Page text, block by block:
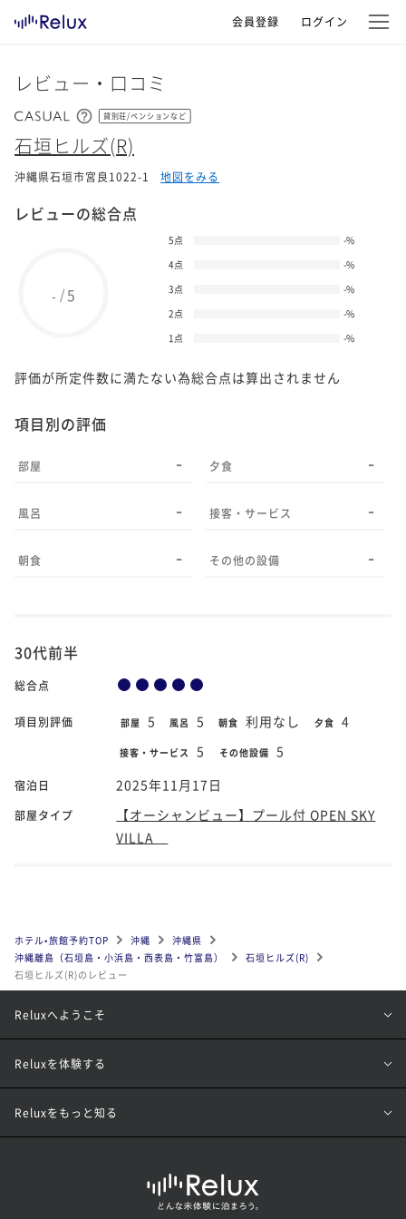
会員登録 ログイン
レビュー・口コミ
貸別荘/ペンションなど
石垣ヒルズ(R)
沖縄県石垣市宮良1022-1 地図をみる
レビューの総合点
- /5
5点 -%
4点
-%
3点
-%
2点
-%
1点
-%
評価が所定件数に満たない為総合点は算出されません
項目別の評価
部屋 -
風呂 -
朝食 -
夕食 -
接客・サービス -
その他の設備 -
30代前半
総合点
項目別評価 部屋 5 風呂 5 朝食 利用なし 夕食 4
接客・サービス 5 その他設備 5
宿泊日 2025年11月17日
部屋タイプ
【オーシャンビュー】プール付 OPEN SKY
VILLA
ホテル•旅館予約TOP 沖縄
沖縄県
沖縄離島（石垣島・小浜島・西表島・竹富島）
石垣ヒルズ(R)
石垣ヒルズ(R)のレビュー
Reluxへようこそ
Reluxを体験する
Reluxをもっと知る